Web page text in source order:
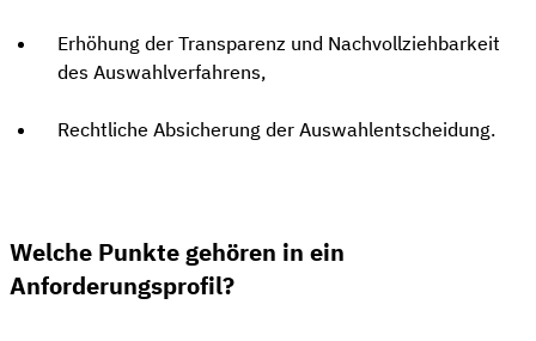
Erhöhung der Transparenz und Nachvollziehbarkeit
des Auswahlverfahrens,
Rechtliche Absicherung der Auswahlentscheidung.
Welche Punkte gehören in ein
Anforderungsprofil?